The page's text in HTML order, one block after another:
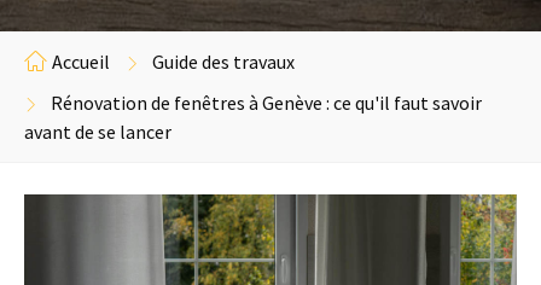
Accueil
Guide des travaux
Rénovation de fenêtres à Genève : ce qu'il faut savoir
avant de se lancer